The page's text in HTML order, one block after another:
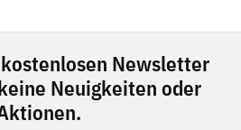
Newsletter
Neuigkeiten oder